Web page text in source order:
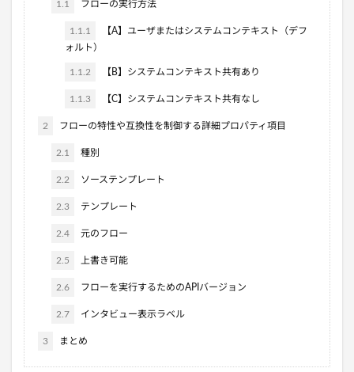
1.1 フローの実行方法
1.1.1
【A】ユーザまたはシステムコンテキスト（デフ
ォルト）
1.1.2 【B】システムコンテキスト共有あり
1.1.3 【C】システムコンテキスト共有なし
2 フローの特性や互換性を制御する詳細プロパティ項目
2.1 種別
2.2 ソーステンプレート
2.3 テンプレート
2.4 元のフロー
2.5 上書き可能
2.6 フローを実行するためのAPIバージョン
2.7 インタビュー表示ラベル
3 まとめ